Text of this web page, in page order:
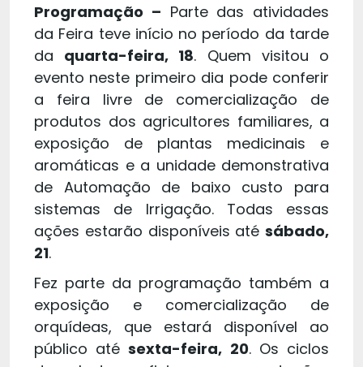
Programação – Parte das atividades
da Feira teve início no período da tarde
da quarta-feira, 18. Quem visitou o
evento neste primeiro dia pode conferir
a feira livre de comercialização de
produtos dos agricultores familiares, a
exposição de plantas medicinais e
aromáticas e a unidade demonstrativa
de Automação de baixo custo para
sistemas de Irrigação. Todas essas
ações estarão disponíveis até sábado,
21.
Fez parte da programação também a
exposição e comercialização de
orquídeas, que estará disponível ao
público atésexta-feira, 20. Os ciclos